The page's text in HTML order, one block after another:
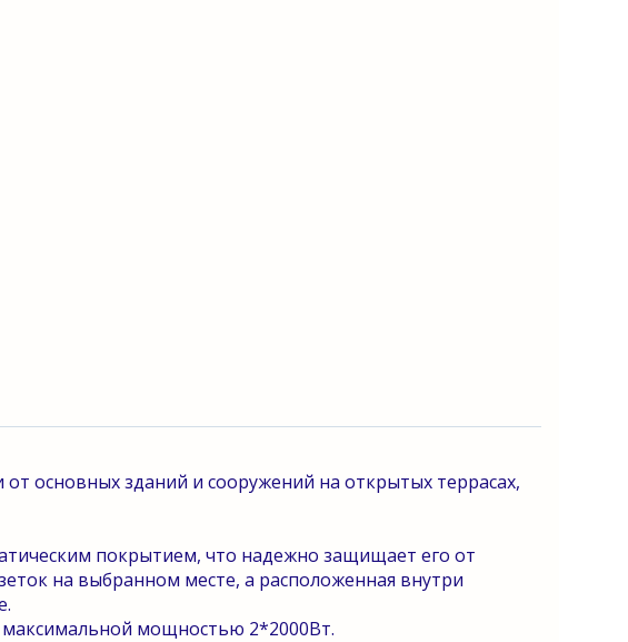
основных зданий и сооружений на открытых террасах,
покрытием, что надежно защищает его от
на выбранном месте, а расположенная внутри
максимальной мощностью 2*2000Вт.